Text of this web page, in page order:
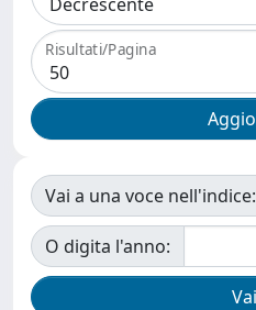
Risultati/Pagina
Vai a una voce nell'indice:
O digita l'anno: